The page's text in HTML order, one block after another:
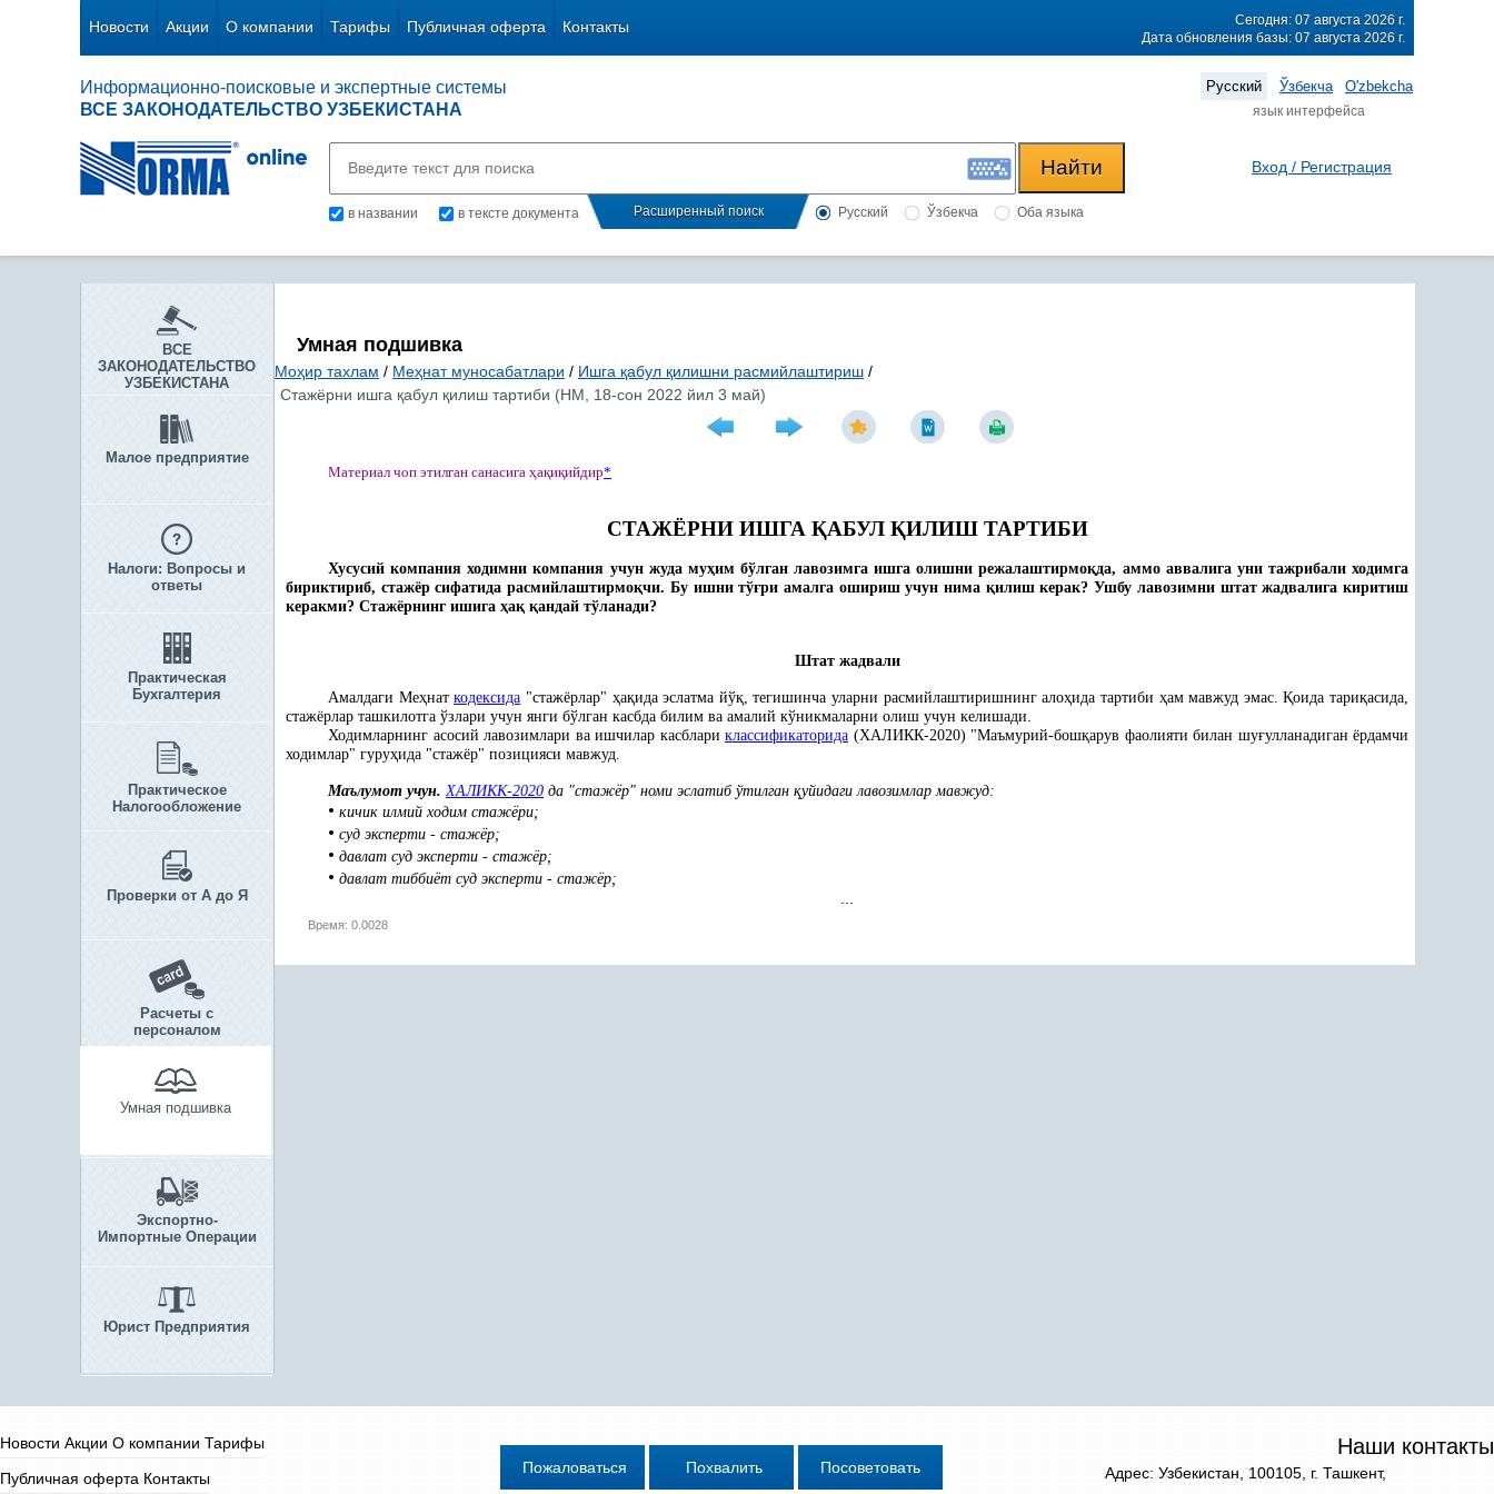
Новости Акции О компании Тарифы Публичная оферта Контакты
Сегодня: 07 августа 2026 г.
Дата обновления базы: 07 августа 2026 г.
Информационно-поисковые и экспертные системы
ВСЕ ЗАКОНОДАТЕЛЬСТВО УЗБЕКИСТАНА
Русский Ўзбекча O'zbekcha
язык интерфейса
в названии в тексте документа Расширенный поиск Русский Ўзбекча Оба языка
Вход / Регистрация
ВСЕ
ЗАКОНОДАТЕЛЬСТВО
УЗБЕКИСТАНА
Малое предприятие
Налоги: Вопросы и
ответы
Практическая
Бухгалтерия
Практическое
Налогообложение
Проверки от А до Я
Расчеты с
персоналом
Умная подшивка
Экспортно-
Импортные Операции
Юрист Предприятия
Умная подшивка
Моҳир тахлам / Меҳнат муносабатлари / Ишга қабул қилишни расмийлаштириш /
Стажёрни ишга қабул қилиш тартиби (НМ, 18-сон 2022 йил 3 май)
Материал чоп этилган санасига ҳақиқийдир*
СТАЖЁРНИ ИШГА ҚАБУЛ ҚИЛИШ ТАРТИБИ
Хусусий компания ходимни компания учун жуда муҳим бўлган лавозимга ишга олишни режалаштирмоқда, аммо аввалига уни тажрибали ходимга
бириктириб, стажёр сифатида расмийлаштирмоқчи. Бу ишни тўғри амалга ошириш учун нима қилиш керак? Ушбу лавозимни штат жадвалига киритиш
керакми? Стажёрнинг ишига ҳақ қандай тўланади?
Штат жадвали
Амалдаги Меҳнаткодексида "стажёрлар" ҳақида эслатма йўқ, тегишинча уларни расмийлаштиришнинг алоҳида тартиби ҳам мавжуд эмас.Қоида тариқасида,
стажёрлар ташкилотга ўзлари учун янги бўлган касбда билим ва амалий кўникмаларни олиш учун келишади.
Ходимларнинг асосий лавозимлари ва ишчилар касблари классификаторида (ХАЛИКК-2020) "Маъмурий-бошқарув фаолияти билан шуғулланадиган ёрдамчи
ходимлар" гуруҳида "стажёр" позицияси мавжуд.
Маълумот учун. ХАЛИКК-2020 да "стажёр" номи эслатиб ўтилган қуйидаги лавозимлар мавжуд:
• кичик илмий ходим стажёри;
• суд эксперти - стажёр;
• давлат суд эксперти - стажёр;
• давлат тиббиёт суд эксперти - стажёр;
Время: 0.0028
Новости Акции О компании Тарифы
Публичная оферта Контакты
Наши контакты
Адрес: Узбекистан, 100105, г. Ташкент,